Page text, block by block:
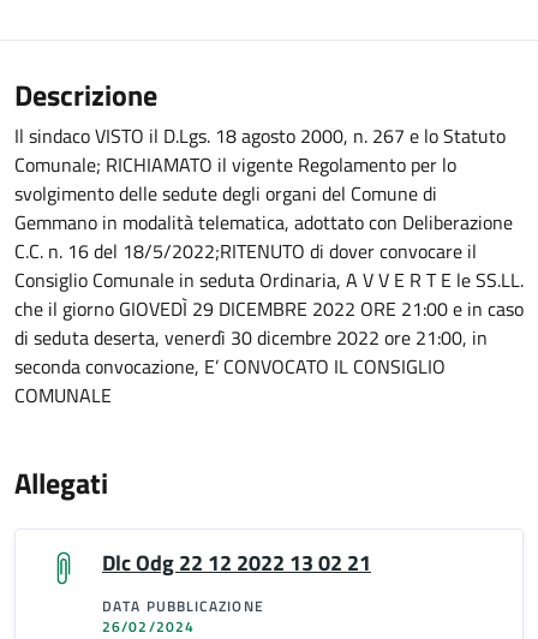
Descrizione
Il sindaco VISTO il D.Lgs. 18 agosto 2000, n. 267 e lo Statuto
Comunale; RICHIAMATO il vigente Regolamento per lo
svolgimento delle sedute degli organi del Comune di
Gemmano in modalità telematica, adottato con Deliberazione
C.C. n. 16 del 18/5/2022;RITENUTO di dover convocare il
Consiglio Comunale in seduta Ordinaria, A V V E R T E le SS.LL.
che il giorno GIOVEDÌ 29 DICEMBRE 2022 ORE 21:00 e in caso
di seduta deserta, venerdì 30 dicembre 2022 ore 21:00, in
seconda convocazione, E’ CONVOCATO IL CONSIGLIO
COMUNALE
Allegati
Dlc Odg 22 12 2022 13 02 21
DATA PUBBLICAZIONE
26/02/2024